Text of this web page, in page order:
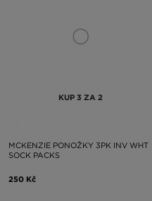
KUP 3 ZA 2
MCKENZIE PONOŽKY 3PK INV WHT
SOCK PACKS
250 Kč